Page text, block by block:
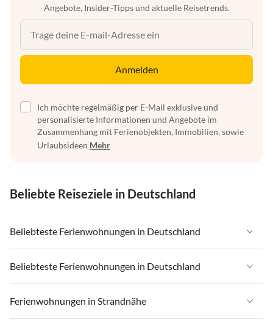
Angebote, Insider-Tipps und aktuelle Reisetrends.
Anmelden
Ich möchte regelmäßig per E-Mail exklusive und
personalisierte Informationen und Angebote im
Zusammenhang mit Ferienobjekten, Immobilien, sowie
Urlaubsideen Mehr
Beliebte Reiseziele in Deutschland
Beliebteste Ferienwohnungen in Deutschland
Ferienwohnungen in Deutschland
Ferienwohnungen in Ostsee
Ferienwohnungen in Nordsee
Beliebteste Ferienwohnungen in Deutschland
Ferienwohnungen in Deutschland
Ferienwohnungen in Ostsee
Ferienwohnungen in Strandnähe